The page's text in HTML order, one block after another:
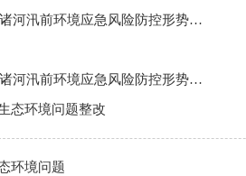
生态环境部黄河流域局组织开展2025年度黄河流域及西北诸河汛前环境应急风险防控形势研判会商
生态环境部黄河流域局组织开展2025年度黄河流域及西北诸河汛前环境应急风险防控形势研判会商
态环境问题整改
环境问题